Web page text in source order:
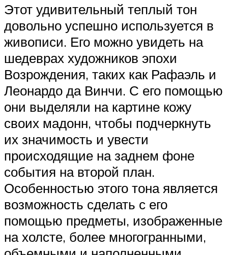
Этот удивительный теплый тон
довольно успешно используется в
живописи. Его можно увидеть на
шедеврах художников эпохи
Возрождения, таких как Рафаэль и
Леонардо да Винчи. С его помощью
они выделяли на картине кожу
своих мадонн, чтобы подчеркнуть
их значимость и увести
происходящие на заднем фоне
события на второй план.
Особенностью этого тона является
возможность сделать с его
помощью предметы, изображенные
на холсте, более многогранными,